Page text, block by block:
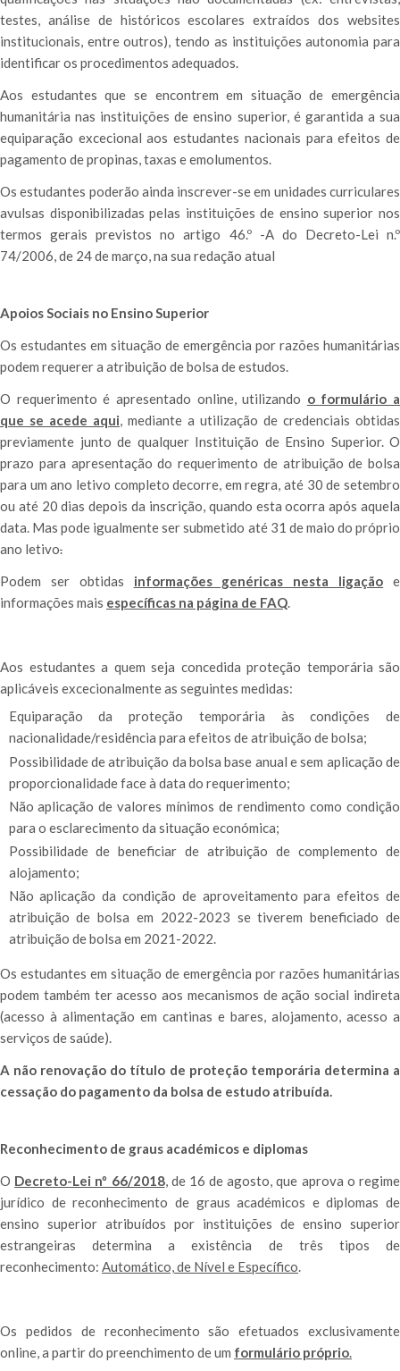
testes, análise de históricos escolares extraídos dos websites
institucionais, entre outros), tendo as instituições autonomia para
identificar os procedimentos adequados.
Aos estudantes que se encontrem em situação de emergência
humanitária nas instituições de ensino superior, é garantida a sua
equiparação excecional aos estudantes nacionais para efeitos de
pagamento de propinas, taxas e emolumentos.
Os estudantes poderão ainda inscrever-se em unidades curriculares
avulsas disponibilizadas pelas instituições de ensino superior nos
termos gerais previstos no artigo 46.º -A do Decreto-Lei n.º
74/2006, de 24 de março, na sua redação atual
Apoios Sociais no Ensino Superior
Os estudantes em situação de emergência por razões humanitárias
podem requerer a atribuição de bolsa de estudos.
O requerimento é apresentado online, utilizando o formulário a
que se acede aqui, mediante a utilização de credenciais obtidas
previamente junto de qualquer Instituição de Ensino Superior. O
prazo para apresentação do requerimento de atribuição de bolsa
para um ano letivo completo decorre, em regra, até 30 de setembro
ou até 20 dias depois da inscrição, quando esta ocorra após aquela
data. Mas pode igualmente ser submetido até 31 de maio do próprio
ano letivo.
Podem ser obtidas informações genéricas nesta ligação e
informações mais específicas na página de FAQ.
Aos estudantes a quem seja concedida proteção temporária são
aplicáveis excecionalmente as seguintes medidas:
Equiparação da proteção temporária às condições de
nacionalidade/residência para efeitos de atribuição de bolsa;
Possibilidade de atribuição da bolsa base anual e sem aplicação de
proporcionalidade face à data do requerimento;
Não aplicação de valores mínimos de rendimento como condição
para o esclarecimento da situação económica;
Possibilidade de beneficiar de atribuição de complemento de
alojamento;
Não aplicação da condição de aproveitamento para efeitos de
atribuição de bolsa em 2022-2023 se tiverem beneficiado de
atribuição de bolsa em 2021-2022.
Os estudantes em situação de emergência por razões humanitárias
podem também ter acesso aos mecanismos de ação social indireta
(acesso à alimentação em cantinas e bares, alojamento, acesso a
serviços de saúde).
A não renovação do título de proteção temporária determina a
cessação do pagamento da bolsa de estudo atribuída.
Reconhecimento de graus académicos e diplomas
O Decreto-Lei nº 66/2018, de 16 de agosto, que aprova o regime
jurídico de reconhecimento de graus académicos e diplomas de
ensino superior atribuídos por instituições de ensino superior
estrangeiras determina a existência de três tipos de
reconhecimento: Automático, de Nível e Específico.
Os pedidos de reconhecimento são efetuados exclusivamente
online, a partir do preenchimento de um formulário próprio.